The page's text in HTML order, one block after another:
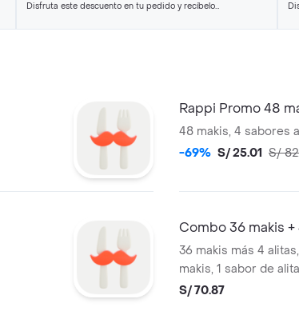
Disfruta este descuento en tu pedido y recíbelo
Rappi Promo 48
48 makis, 4 sabores
-69% S/ 25.01 S/
Combo 36 makis +
36 makis más 4
makis, 1 sabor de
S/ 70.87